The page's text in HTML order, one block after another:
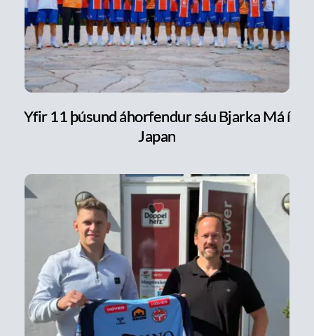
Yfir 11 þúsund áhorfendur sáu Bjarka Má í
Japan